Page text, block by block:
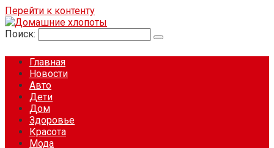
Перейти к контенту
Поиск:
Главная
Новости
Авто
Дети
Дом
Здоровье
Красота
Мода